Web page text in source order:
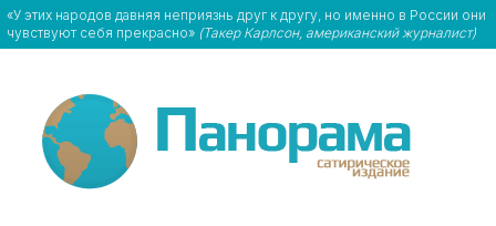
«У этих народов давняя неприязнь друг к другу, но именно в России они
чувствуют себя прекрасно» (Такер Карлсон, американский журналист)